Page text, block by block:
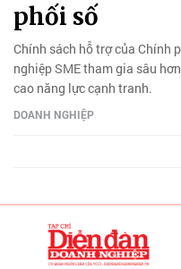
phối số
Chính sách hỗ trợ của Chính
nghiệp SME tham gia sâu
cao năng lực cạnh tranh.
DOANH NGHIỆP